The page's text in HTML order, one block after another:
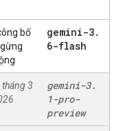
bố
gemini-3.
6-flash
3
gemini-3.
1-pro-
preview